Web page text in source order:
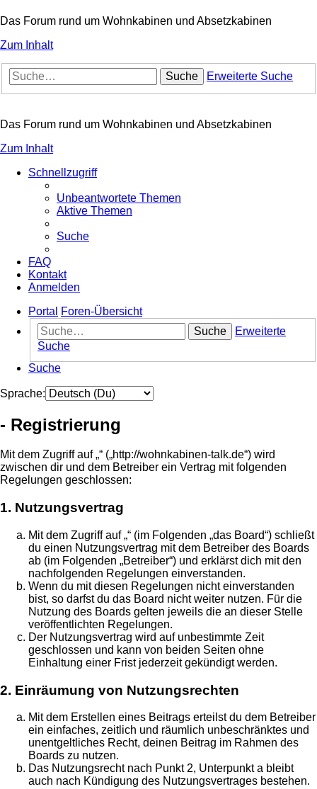
Das Forum rund um Wohnkabinen und Absetzkabinen
Zum Inhalt
Suche Erweiterte Suche
Das Forum rund um Wohnkabinen und Absetzkabinen
Zum Inhalt
Schnellzugriff
Unbeantwortete Themen
Aktive Themen
Suche
FAQ
Kontakt
Anmelden
Portal
Foren-Übersicht
Suche
Erweiterte
Suche
Suche
Sprache:
- Registrierung
Mit dem Zugriff auf „“ („http://wohnkabinen-talk.de“) wird
zwischen dir und dem Betreiber ein Vertrag mit folgenden
Regelungen geschlossen:
1. Nutzungsvertrag
Mit dem Zugriff auf „“ (im Folgenden „das Board“) schließt
du einen Nutzungsvertrag mit dem Betreiber des Boards
ab (im Folgenden „Betreiber“) und erklärst dich mit den
nachfolgenden Regelungen einverstanden.
Wenn du mit diesen Regelungen nicht einverstanden
bist, so darfst du das Board nicht weiter nutzen. Für die
Nutzung des Boards gelten jeweils die an dieser Stelle
veröffentlichten Regelungen.
Der Nutzungsvertrag wird auf unbestimmte Zeit
geschlossen und kann von beiden Seiten ohne
Einhaltung einer Frist jederzeit gekündigt werden.
2. Einräumung von Nutzungsrechten
Mit dem Erstellen eines Beitrags erteilst du dem Betreiber
ein einfaches, zeitlich und räumlich unbeschränktes und
unentgeltliches Recht, deinen Beitrag im Rahmen des
Boards zu nutzen.
Das Nutzungsrecht nach Punkt 2, Unterpunkt a bleibt
auch nach Kündigung des Nutzungsvertrages bestehen.